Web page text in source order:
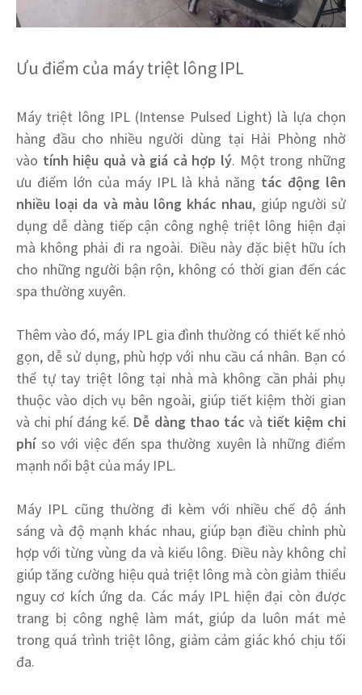
Ưu điểm của máy triệt lông IPL
Máy triệt lông IPL (Intense Pulsed Light) là lựa chọn
hàng đầu cho nhiều người dùng tại Hải Phòng nhờ
vào tính hiệu quả và giá cả hợp lý. Một trong những
ưu điểm lớn của máy IPL là khả năng tác động lên
nhiều loại da và màu lông khác nhau, giúp người sử
dụng dễ dàng tiếp cận công nghệ triệt lông hiện đại
mà không phải đi ra ngoài. Điều này đặc biệt hữu ích
cho những người bận rộn, không có thời gian đến các
spa thường xuyên.
Thêm vào đó, máy IPL gia đình thường có thiết kế nhỏ
gọn, dễ sử dụng, phù hợp với nhu cầu cá nhân. Bạn có
thể tự tay triệt lông tại nhà mà không cần phải phụ
thuộc vào dịch vụ bên ngoài, giúp tiết kiệm thời gian
và chi phí đáng kể. Dễ dàng thao tác và tiết kiệm chi
phíso với việc đến spa thường xuyên là những điểm
mạnh nổi bật của máy IPL.
Máy IPL cũng thường đi kèm với nhiều chế độ ánh
sáng và độ mạnh khác nhau, giúp bạn điều chỉnh phù
hợp với từng vùng da và kiểu lông. Điều này không chỉ
giúp tăng cường hiệu quả triệt lông mà còn giảm thiểu
nguy cơ kích ứng da. Các máy IPL hiện đại còn được
trang bị công nghệ làm mát, giúp da luôn mát mẻ
trong quá trình triệt lông, giảm cảm giác khó chịu tối
đa.